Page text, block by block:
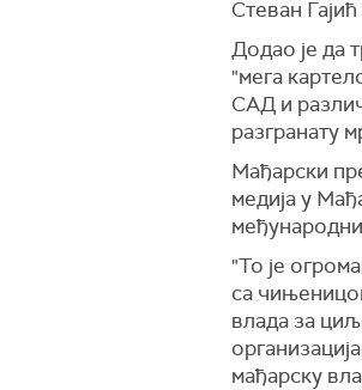
Стеван
Додао је да
"мега
САД и
разгранату
Мађарски
медија у
"То је
са
влада за
мађарску